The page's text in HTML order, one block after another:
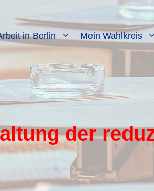
in Berlin Mein Wahlkreis
der